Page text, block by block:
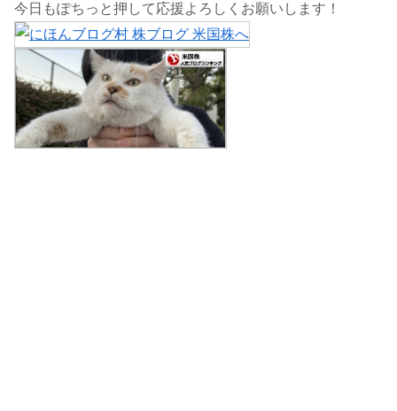
今日もぽちっと押して応援よろしくお願いします！